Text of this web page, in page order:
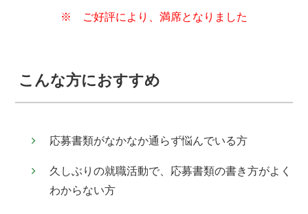
※ ご好評により、満席となりました
こんな方におすすめ
応募書類がなかなか通らず悩んでいる方
久しぶりの就職活動で、応募書類の書き方がよく
わからない方